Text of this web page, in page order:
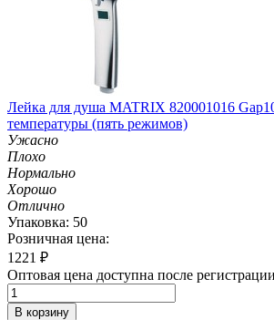
Лейка для душа MATRIX 820001016
температуры (пять режимов)
Ужасно
Плохо
Нормально
Хорошо
Отлично
Упаковка: 50
Розничная цена:
1221 ₽
Оптовая цена доступна после регистрации
В корзину